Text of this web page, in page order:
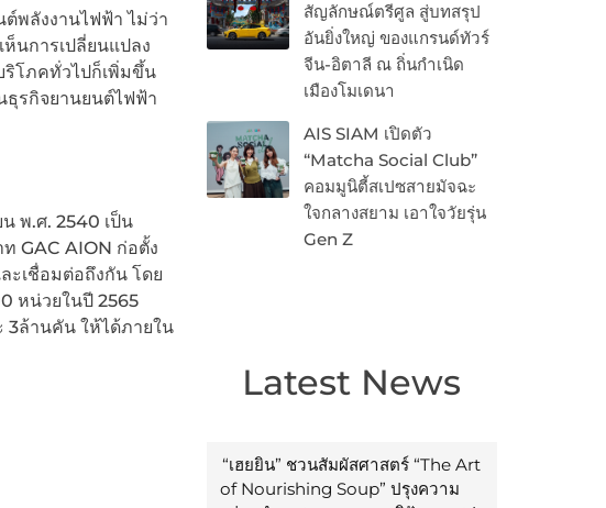
สัญลักษณ์ตรีศูล สู่บทสรุป
อันยิ่งใหญ่ ของแกรนด์ทัวร์
จีน-อิตาลี ณ ถิ่นกำเนิด
เมืองโมเดนา
AIS SIAM เปิดตัว
“Matcha Social Club”
คอมมูนิตี้สเปซสายมัจฉะ
ใจกลางสยาม เอาใจวัยรุ่น
Gen Z
Latest News
“เฮยยิน” ชวนสัมผัสศาสตร์ “The Art
of Nourishing Soup” ปรุงความ
พลังงานไฟฟ้า ไม่ว่า
นการเปลี่ยนแปลง
ริโภคทั่วไปก็เพิ่มขึ้น
ธุรกิจยานยนต์ไฟฟ้า
พ.ศ. 2540 เป็น
GAC AION ก่อตั้ง
เชื่อมต่อถึงกัน โดย
หน่วยในปี 2565
3ล้านคัน ให้ได้ภายใน